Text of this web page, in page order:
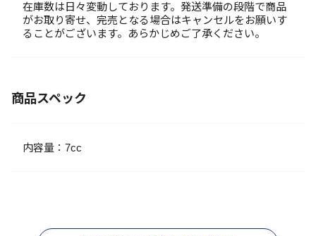
在庫数は日々変動しております。発送準備の段階で商品
がお取り寄せ、完売となる場合はキャンセルをお願いす
ることがございます。あらかじめご了承ください。
商品スペック
内容量：7cc